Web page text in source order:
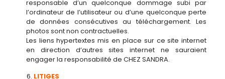
responsable d’un quelconque dommage subi par
l’ordinateur de l’utilisateur ou d’une quelconque perte
de données consécutives au téléchargement. Les
photos sont non contractuelles.
Les liens hypertextes mis en place sur ce site internet
en direction d’autres sites internet ne sauraient
engager la responsabilité de CHEZ SANDRA.
LITIGES